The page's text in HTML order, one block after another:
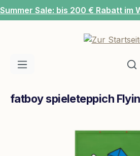
Zum Hauptinhalt springen
Summer Sale: bis 200 € Rabatt im